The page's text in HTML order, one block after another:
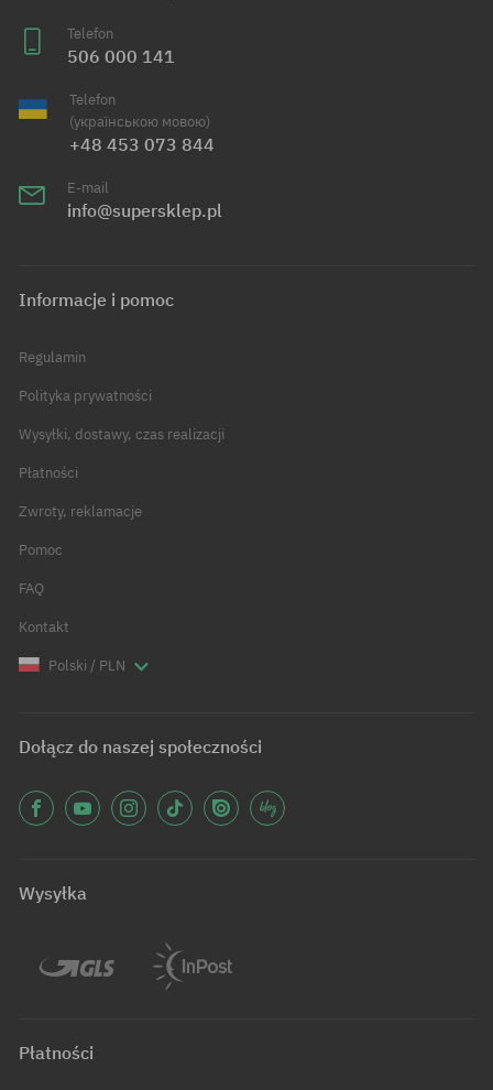
Telefon
506 000 141
Telefon
(українською мовою)
+48 453 073 844
E-mail
info@supersklep.pl
Informacje i pomoc
Regulamin
Polityka prywatności
Wysyłki, dostawy, czas realizacji
Płatności
Zwroty, reklamacje
Pomoc
FAQ
Kontakt
Polski / PLN
Dołącz do naszej społeczności
Wysyłka
Płatności